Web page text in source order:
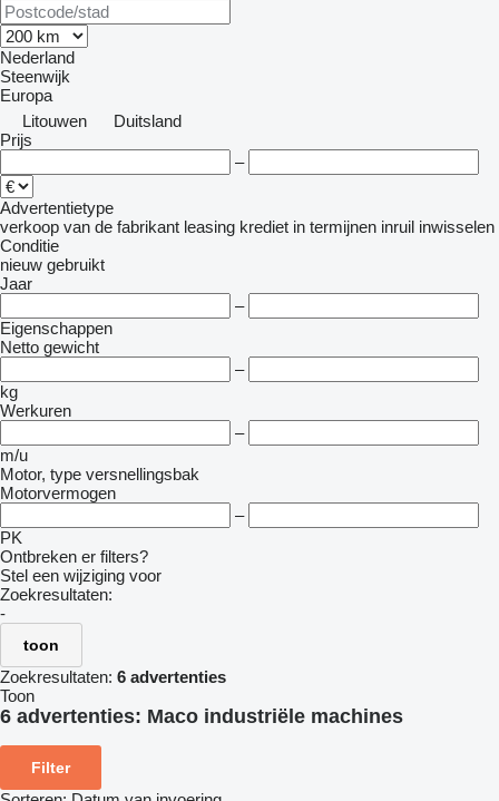
Nederland
Steenwijk
Europa
Litouwen
Duitsland
Prijs
–
Advertentietype
verkoop van de fabrikant leasing krediet in termijnen inruil inwisselen
Conditie
nieuw gebruikt
Jaar
–
Eigenschappen
Netto gewicht
–
kg
Werkuren
–
m/u
Motor, type versnellingsbak
Motorvermogen
–
PK
Ontbreken er filters?
Stel een wijziging voor
Zoekresultaten:
-
toon
Zoekresultaten: 6 advertenties
Toon
6 advertenties: Maco industriële machines
Filter